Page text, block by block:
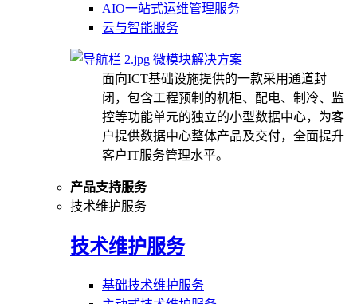
AIO一站式运维管理服务
云与智能服务
微模块解决方案
面向ICT基础设施提供的一款采用通道封
闭，包含工程预制的机柜、配电、制冷、监
控等功能单元的独立的小型数据中心，为客
户提供数据中心整体产品及交付，全面提升
客户IT服务管理水平。
产品支持服务
技术维护服务
技术维护服务
基础技术维护服务